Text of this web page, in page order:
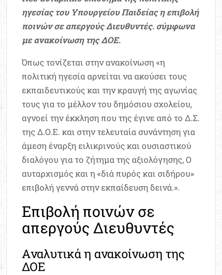
ηγεσίας του Υπουργείου Παιδείας η επιβολή
ποινών σε απεργούς Διευθυντές. σύμφωνα
με ανακοίνωση της ΔΟΕ.
Όπως τονίζεται στην ανακοίνωση «η
πολιτική ηγεσία αρνείται να ακούσει τους
εκπαιδευτικούς και την κραυγή της αγωνίας
τους για το μέλλον του δημόσιου σχολείου,
αγνοεί την έκκληση που της έγινε από το Δ.Σ.
της Δ.Ο.Ε. και στην τελευταία συνάντηση για
άμεση έναρξη ειλικρινούς και ουσιαστικού
διαλόγου για το ζήτημα της αξιολόγησης, Ο
αυταρχισμός και η «διά πυρός και σιδήρου»
επιβολή γεννά στην εκπαίδευση δεινά.».
Επιβολή ποινών σε
απεργούς Διευθυντές
Aναλυτικά η ανακοίνωση της
ΔΟΕ